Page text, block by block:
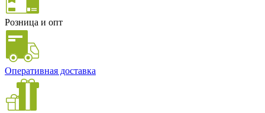
Розница и опт
Оперативная доставка